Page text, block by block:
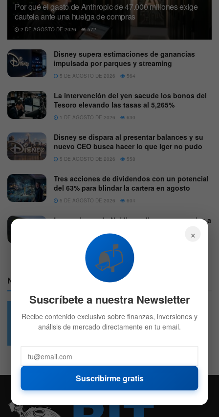
Por qué el gasto de Anthropic de 47.000 millones exige
cautela ante una huelga de compras
2 DE AGOSTO DE 2026 572
Disney supera estimaciones de ganancias
impulsada por parques y streaming
5 DE AGOSTO DE 2026 564
La intervención del yen sacude los bonos del
Tesoro elevando las tasas al 5,265%
1 DE AGOSTO DE 2026 630
Disney se dispara al presentar balances y su
nuevo CEO busca hacer lo que Iger no pudo
5 DE AGOSTO DE 2026 558
Tres acciones de dividendos con un potencial
del 63% para blindar la cartera en agosto
5 DE AGOSTO DE 2026 604
Las acciones de Nvidia se disparan, ¿gracias a
5 DE AGOSTO DE 2026 629
Nuestras Redes:
49.6k 4.7k
×
📬
Suscríbete a nuestra Newsletter
Recibe contenido exclusivo sobre finanzas, inversiones y
análisis de mercado directamente en tu email.
Suscribirme gratis